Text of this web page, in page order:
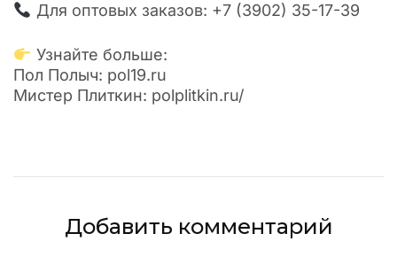
Для оптовых заказов: +7 (3902) 35-17-39
Узнайте больше:
Пол Полыч: pol19.ru
Мистер Плиткин: polplitkin.ru/
Добавить комментарий